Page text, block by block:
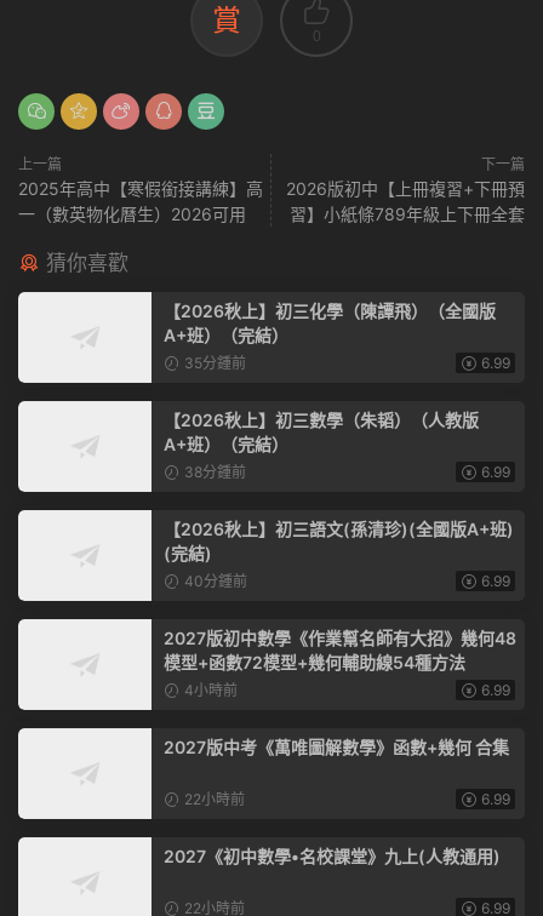
賞 0
上一篇
2025年高中【寒假銜接講練】高
一（數英物化曆生）2026可用
下一篇
2026版初中【上冊複習+下冊預
習】小紙條789年級上下冊全套
猜你喜歡
【2026秋上】初三化學（陳譚飛）（全國版
A+班）（完結）
35分鍾前 6.99
【2026秋上】初三數學（朱韬）（人教版
A+班）（完結）
38分鍾前 6.99
【2026秋上】初三語文(孫清珍)(全國版A+班)
(完結)
40分鍾前 6.99
2027版初中數學《作業幫名師有大招》幾何48
模型+函數72模型+幾何輔助線54種方法
4小時前 6.99
2027版中考《萬唯圖解數學》函數+幾何 合集
22小時前 6.99
2027《初中數學•名校課堂》九上(人教通用)
22小時前 6.99